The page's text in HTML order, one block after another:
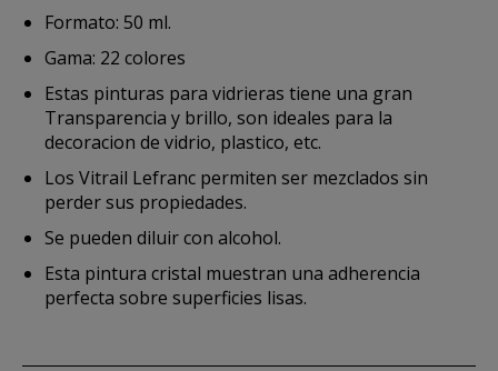
Formato: 50 ml.
Gama: 22 colores
Estas pinturas para vidrieras tiene una gran
Transparencia y brillo, son ideales para la
decoracion de vidrio, plastico, etc.
Los Vitrail Lefranc permiten ser mezclados sin
perder sus propiedades.
Se pueden diluir con alcohol.
Esta pintura cristal muestran una adherencia
perfecta sobre superficies lisas.